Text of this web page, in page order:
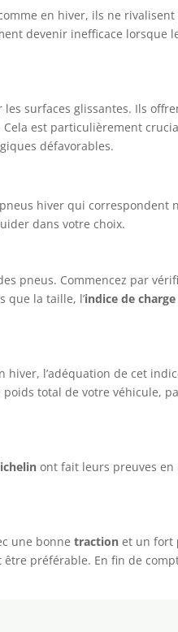
en hiver, ils ne rivalisent
devenir inefficace lorsque
surfaces glissantes. Ils
est particulièrement
défavorables.
hiver qui correspondent
dans votre choix.
pneus. Commencez par
que la taille, l’indice de charge
l’adéquation de cet
total de votre véhicule,
ont fait leurs preuves
une bonnetraction et un fort
être préférable. En fin de